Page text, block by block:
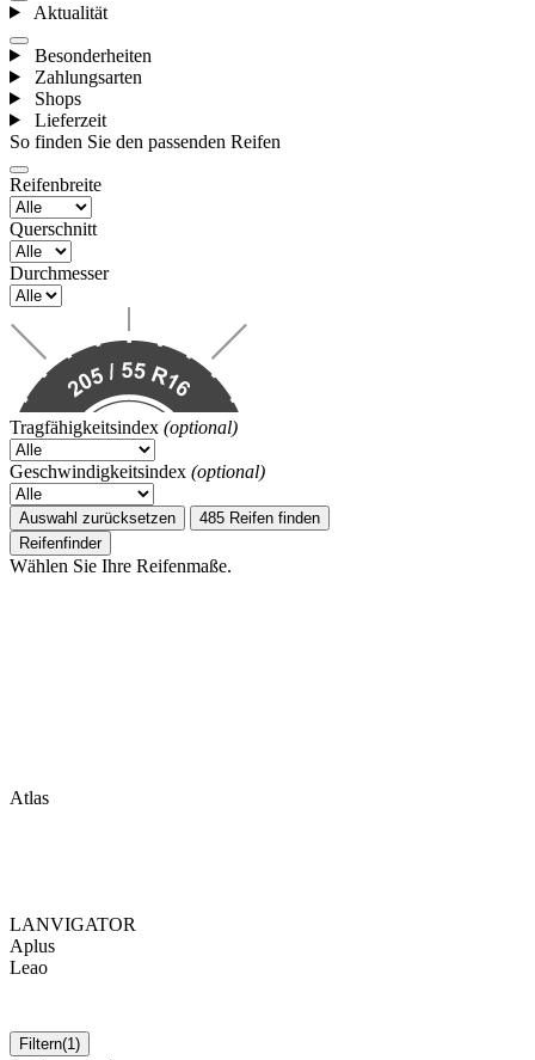
Aktualität
Besonderheiten
Zahlungsarten
Shops
Lieferzeit
So finden Sie den passenden Reifen
Reifenbreite
Querschnitt
Durchmesser
Tragfähigkeitsindex (optional)
Geschwindigkeitsindex (optional)
Auswahl zurücksetzen
485 Reifen finden
Reifenfinder
Wählen Sie Ihre Reifenmaße.
Atlas
LANVIGATOR
Aplus
Leao
Filtern(1)